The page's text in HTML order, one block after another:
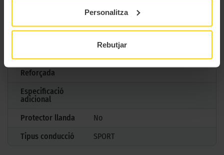
Personalitza
Rebutjar
No
Reforçada
Especificació
adicional
Protector llanda
No
Tipus conducció
SPORT